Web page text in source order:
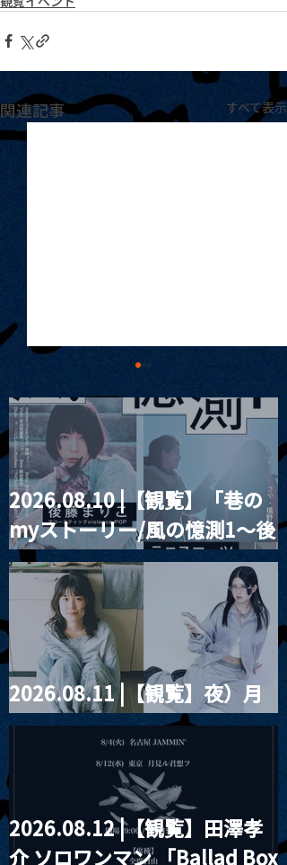
関連記事 すべて表示
MoonRomantic
Channel1周年記念Live
2026.08.10 |【観覧】「巷の
myストーリー/風の憶測1～後
藤まりこアコースティック
violence POPとテニスコー
ツ」
2026.08.11 |【観覧】夜）月
見ル君想フpre. Sugar Shock
2026.08.12 |【観覧】田澤孝
介 ソロワンマン 「Ballad Box